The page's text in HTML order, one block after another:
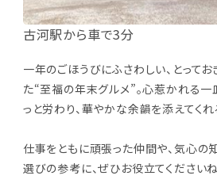
古河駅から車で3分
一年のごほうびにふさわしい、とって
た“至福の年末グルメ”。心惹かれる一
っと労わり、華やかな余韻を添えてくれ
仕事をともに頑張った仲間や、気心
選びの参考に、ぜひお役立てください